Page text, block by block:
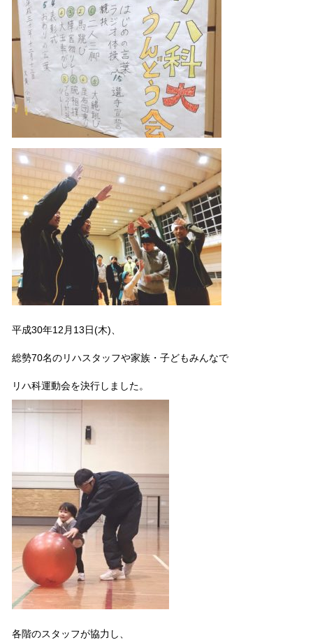
平成30年12 月 13日(木)
総勢70名のリハスタッフや家族・子どもみんなで
リハ科運動会を決行しました。
各階のスタッフが協力し、